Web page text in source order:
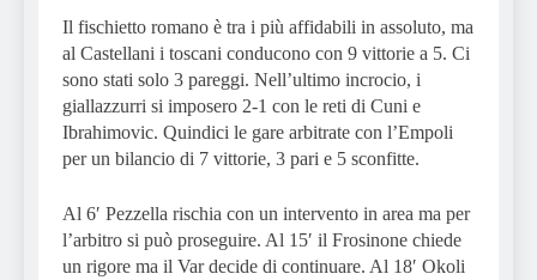
Il fischietto romano è tra i più affidabili in assoluto, ma
al Castellani i toscani conducono con 9 vittorie a 5. Ci
sono stati solo 3 pareggi. Nell’ultimo incrocio, i
giallazzurri si imposero 2-1 con le reti di Cuni e
Ibrahimovic. Quindici le gare arbitrate con l’Empoli
per un bilancio di 7 vittorie, 3 pari e 5 sconfitte.
Al 6′ Pezzella rischia con un intervento in area ma per
l’arbitro si può proseguire. Al 15′ il Frosinone chiede
un rigore ma il Var decide di continuare. Al 18′ Okoli